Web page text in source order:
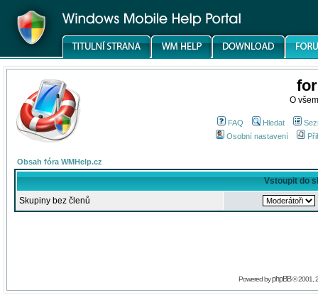
O
FAQ Hledat
Osobní nastavení
Obsah fóra WMHelp.cz
Vstoupit do
Skupiny bez členů
Powered byphpBB© 2001,